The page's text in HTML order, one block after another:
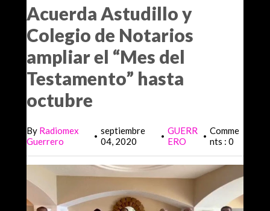
Acuerda Astudillo y
Colegio de Notarios
ampliar el “Mes del
Testamento” hasta
octubre
By Radiomex
Guerrero
• septiembre
04, 2020
• GUERR
ERO
• Comme
nts : 0